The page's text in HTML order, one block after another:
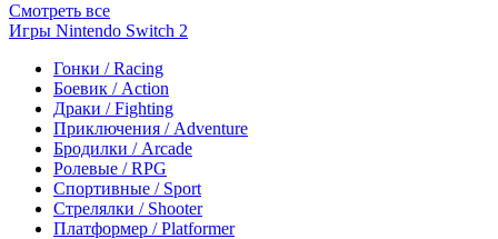
Смотреть все
Игры Nintendo Switch 2
Гонки / Racing
Боевик / Action
Драки / Fighting
Приключения / Adventure
Бродилки / Arcade
Ролевые / RPG
Спортивные / Sport
Стрелялки / Shooter
Платформер / Platformer